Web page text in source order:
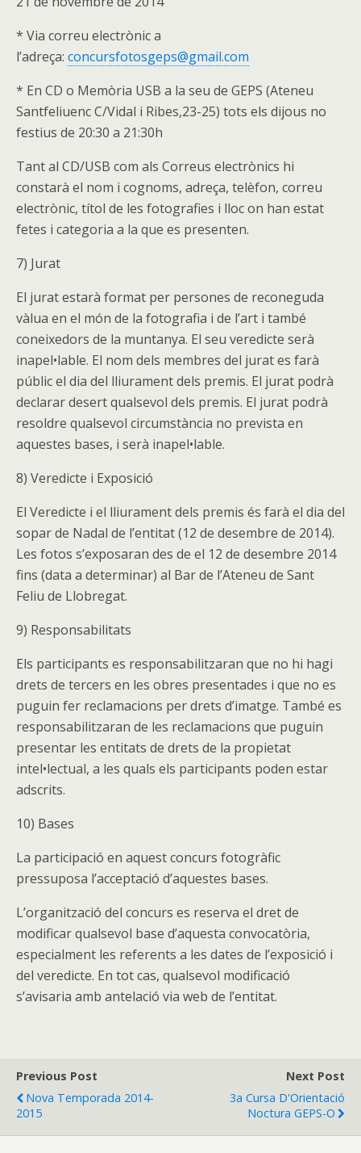
* Via correu electrònic a
l’adreça: concursfotosgeps@gmail.com
* En CD o Memòria USB a la seu de GEPS (Ateneu
Santfeliuenc C/Vidal i Ribes,23-25) tots els dijous no
festius de 20:30 a 21:30h
Tant al CD/USB com als Correus electrònics hi
constarà el nom i cognoms, adreça, telèfon, correu
electrònic, títol de les fotografies i lloc on han estat
fetes i categoria a la que es presenten.
7) Jurat
El jurat estarà format per persones de reconeguda
vàlua en el món de la fotografia i de l’art i també
coneixedors de la muntanya. El seu veredicte serà
inapel•lable. El nom dels membres del jurat es farà
públic el dia del lliurament dels premis. El jurat podrà
declarar desert qualsevol dels premis. El jurat podrà
resoldre qualsevol circumstància no prevista en
aquestes bases, i serà inapel•lable.
8) Veredicte i Exposició
El Veredicte i el lliurament dels premis és farà el dia del
sopar de Nadal de l’entitat (12 de desembre de 2014).
Les fotos s’exposaran des de el 12 de desembre 2014
fins (data a determinar) al Bar de l’Ateneu de Sant
Feliu de Llobregat.
9) Responsabilitats
Els participants es responsabilitzaran que no hi hagi
drets de tercers en les obres presentades i que no es
puguin fer reclamacions per drets d’imatge. També es
responsabilitzaran de les reclamacions que puguin
presentar les entitats de drets de la propietat
intel•lectual, a les quals els participants poden estar
adscrits.
10) Bases
La participació en aquest concurs fotogràfic
pressuposa l’acceptació d’aquestes bases.
L’organització del concurs es reserva el dret de
modificar qualsevol base d’aquesta convocatòria,
especialment les referents a les dates de l’exposició i
del veredicte. En tot cas, qualsevol modificació
s’avisaria amb antelació via web de l’entitat.
Previous Post
Nova Temporada 2014-
2015
Next Post
3a Cursa D'Orientació
Noctura GEPS-O